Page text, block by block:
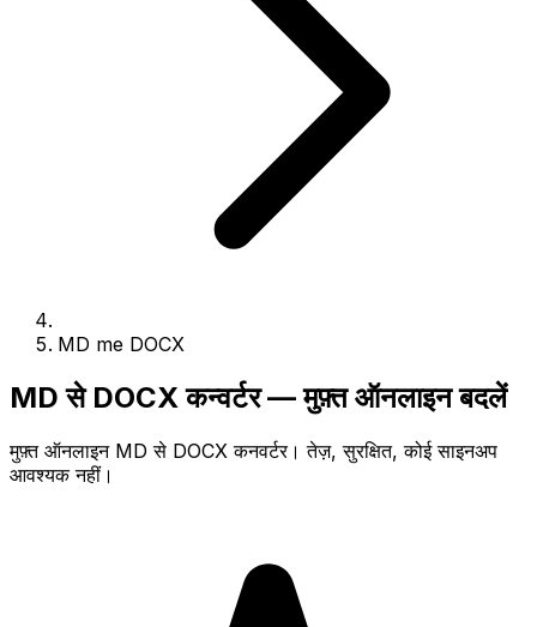
MD me DOCX
MD से DOCX कन्वर्टर — मुफ़्त ऑनलाइन बदलें
मुफ़्त ऑनलाइन MD से DOCX कनवर्टर। तेज़, सुरक्षित, कोई साइनअप
आवश्यक नहीं।